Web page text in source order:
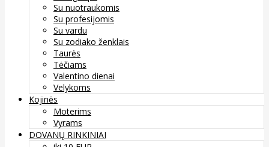
Su nuotraukomis
Su profesijomis
Su vardu
Su zodiako ženklais
Taurės
Tėčiams
Valentino dienai
Velykoms
Kojinės
Moterims
Vyrams
DOVANŲ RINKINIAI